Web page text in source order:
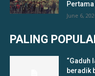
June 6,
PALING
“Gaduh
beradik